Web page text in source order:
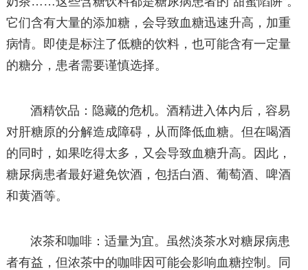
它们含有大量的添加糖，会导致血糖迅速升高，加重
病情。即使是标注了低糖的饮料，也可能含有一定量
的糖分，患者需要谨慎选择。
酒精饮品：隐藏的危机。酒精进入体内后，容易
对肝糖原的分解造成障碍，从而降低血糖。但在喝酒
的同时，如果吃得太多，又会导致血糖升高。因此，
糖尿病患者最好避免饮酒，包括白酒、葡萄酒、啤酒
和黄酒等。
浓茶和咖啡：适量为宜。虽然淡茶水对糖尿病患
者有益，但浓茶中的咖啡因可能会影响血糖控制。同